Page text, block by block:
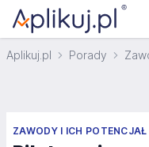
Aplikuj.pl Porady
ZAWODY I ICH POTENCJAŁ